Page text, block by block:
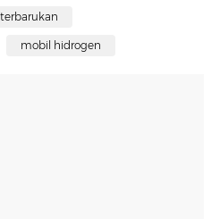
mobil hidrogen